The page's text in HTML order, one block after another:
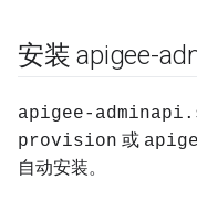
安装 apigee-
apigee-
provision 或
自动安装。